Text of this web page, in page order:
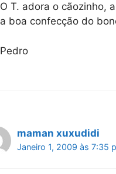
O T. adora o cãozinho,
a boa confecção do
Pedro
maman xuxudidi
Janeiro 1, 2009 às 7:35